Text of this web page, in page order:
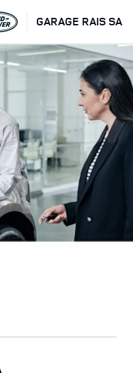
GARAGE RAIS SA